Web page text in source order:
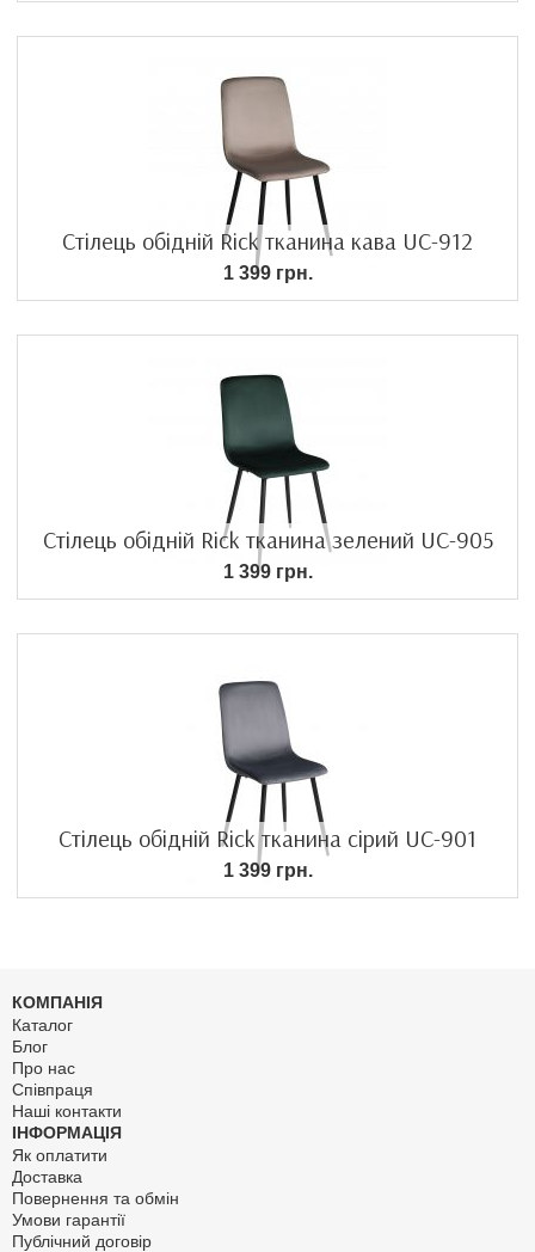
Стілець обідній Rick тканина кава UC-912
1 399 грн.
Стілець обідній Rick тканина зелений UC-905
1 399 грн.
Стілець обідній Rick тканина сірий UC-901
1 399 грн.
КОМПАНІЯ
Каталог
Блог
Про нас
Співпраця
Наші контакти
ІНФОРМАЦІЯ
Як оплатити
Доставка
Повернення та обмін
Умови гарантії
Публічний договір